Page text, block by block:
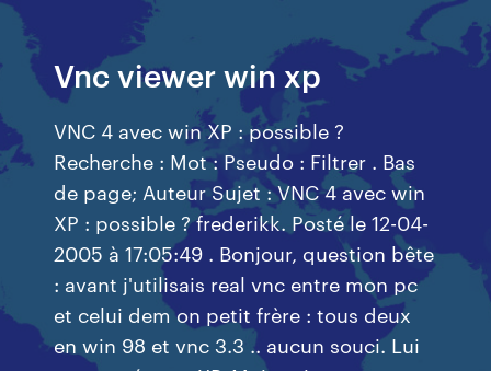
Vnc viewer win xp
VNC 4 avec win XP : possible ?
Recherche : Mot : Pseudo : Filtrer . Bas
de page; Auteur Sujet : VNC 4 avec win
XP : possible ? frederikk. Posté le 12-04-
2005 à 17:05:49 . Bonjour, question bête
: avant j'utilisais real vnc entre mon pc
et celui dem on petit frère : tous deux
en win 98 et vnc 3.3 .. aucun souci. Lui